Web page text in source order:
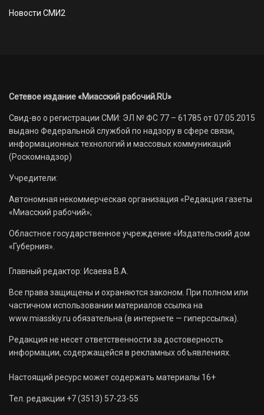
Новости СМИ2
Сетевое издание «Миасский рабочий.RU»
Свид-во о регистрации СМИ: ЭЛ № ФС 77 – 61785 от 07.05.2015
выдано Федеральной службой по надзору в сфере связи,
информационных технологий и массовых коммуникаций
(Роскомнадзор)
Учредители:
Автономная некоммерческая организация «Редакция газеты
«Миасский рабочий»;
Областное государственное учреждение «Издательский дом
«Губерния».
Главный редактор: Исаева В.А.
Все права защищены и охраняются законом. При полном или
частичном использовании материалов ссылка на
www.miasskiy.ru обязательна (в интернете — гиперссылка).
Редакция не несет ответственности за достоверность
информации, содержащейся в рекламных объявлениях.
Настоящий ресурс может содержать материалы 16+
Тел. редакции +7 (3513) 57-23-55